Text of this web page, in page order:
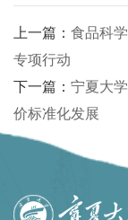
上一篇： 食品科
专项行动
下一篇： 宁夏大
价标准化发展